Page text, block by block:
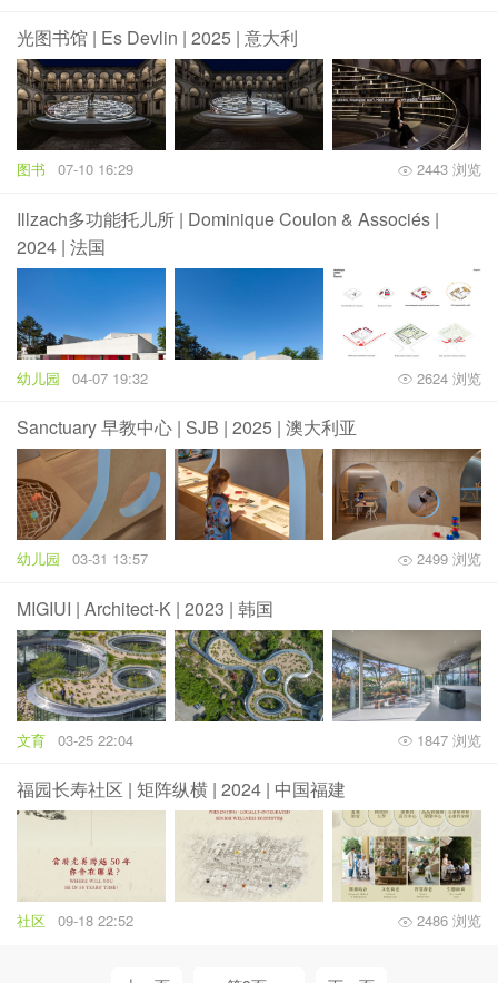
光图书馆 | Es Devlin | 2025 | 意大利
图书 07-10 16:29 2443 浏览
Illzach多功能托儿所 | Dominique Coulon & Associés |
2024 | 法国
幼儿园 04-07 19:32 2624 浏览
Sanctuary 早教中心 | SJB | 2025 | 澳大利亚
幼儿园 03-31 13:57 2499 浏览
MIGIUI | Architect-K | 2023 | 韩国
文育 03-25 22:04 1847 浏览
福园长寿社区 | 矩阵纵横 | 2024 | 中国福建
社区 09-18 22:52 2486 浏览